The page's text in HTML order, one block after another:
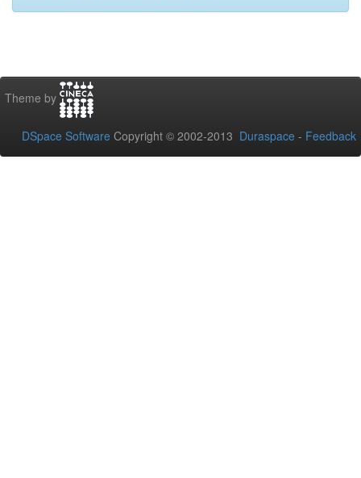
Theme by
DSpace Software Copyright © 2002-2013 Duraspace - Feedback